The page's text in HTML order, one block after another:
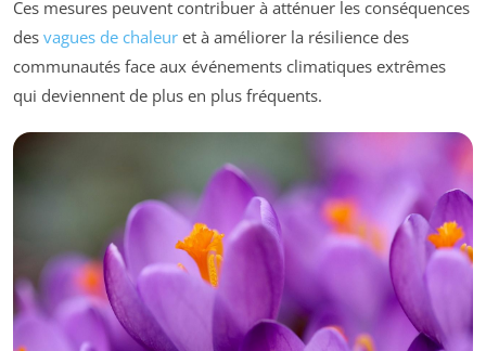
Ces mesures peuvent contribuer à atténuer les conséquences
des vagues de chaleur et à améliorer la résilience des
communautés face aux événements climatiques extrêmes
qui deviennent de plus en plus fréquents.